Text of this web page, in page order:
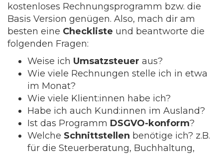
kostenloses Rechnungsprogramm bzw. die
Basis Version genügen. Also, mach dir am
besten eine Checkliste und beantworte die
folgenden Fragen:
Weise ich Umsatzsteuer aus?
Wie viele Rechnungen stelle ich in etwa
im Monat?
Wie viele Klient:innen habe ich?
Habe ich auch Kund:innen im Ausland?
Ist das Programm DSGVO-konform?
Welche Schnittstellen benötige ich? z.B.
für die Steuerberatung, Buchhaltung,